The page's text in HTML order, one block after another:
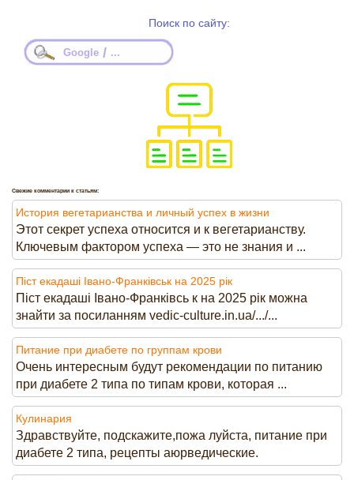
Поиск по сайту:
Google / ...
Свежие комментарии к статьям:
История вегетарианства и личный успех в жизни
Этот секрет успеха относится и к вегетарианству.
Ключевым фактором успеха — это не знания и ...
Піст екадаші Івано-Франківськ на 2025 рік
Піст екадаші Івано-Франківсь к на 2025 рік можна
знайти за посиланням vedic-culture.in.ua/.../...
Питание при диабете по группам крови
Очень интересным будут рекомендации по питанию
при диабете 2 типа по типам крови, которая ...
Кулинария
Здравствуйте, подскажите,пожа луйста, питание при
диабете 2 типа, рецепты аюрведические.